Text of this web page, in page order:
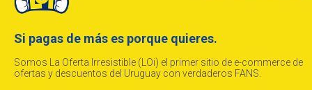
Si pagas de más es porque quieres.
Somos La Oferta Irresistible (LOi) el primer sitio de e-commerce de
ofertas y descuentos del Uruguay con verdaderos FANS.